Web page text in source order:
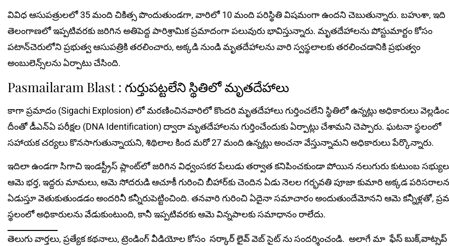
వివిధ ఆసుపత్రులలో 35 మంది చికిత్స పొందుతుండగా, వారిలో 10 మంది పరిస్థితి విషమంగా ఉందని చెబుతున్నారు. బహుశా, ఇది
తెలంగాణలో ఇప్పటివరకు జరిగిన అతిపెద్ద పారిశ్రామిక ప్రమాదంగా ప‌లువురు భావిస్తున్నారు. మృతదేహాలను పోస్టుమార్టం కోసం
పటాన్‌చెరులోని ప్రభుత్వ ఆసుపత్రికి తరలించారు, అక్కడి నుండి మృతదేహాలను వారి స్వస్థలాలకు తరలించడానికి ప్రభుత్వం
అంబులెన్స్‌లను ఏర్పాటు చేసింది.
Pasmailaram Blast : గుర్తుపట్టలేని స్థితిలో మృతదేహాలు
కాగా ప్ర‌మాదం (Sigachi Explosion) లో మ‌ర‌ణించిన‌వారిలో కొందరి మృతదేహాలు గుర్తించలేని స్థితిలో ఉన్నట్లు అధికారులు
దీంతో డీఎన్‌ఏ పరీక్షల (DNA Identification) ద్వారా మృతదేహాలను గుర్తించేందుకు ఏర్పాట్లు చేశామ‌ని చెప్పారు. ఘటనా స్థలంలో
సహాయక చర్యలు కొనసాగుతున్నాయని, శిథిలాల కింద మరో 27 మంది ఉన్నట్లు అంచనా వేస్తున్నామని అధికారులు పేర్కొన్నారు.
ఇదిలా ఉండ‌గా సిగాచి ఇండస్ట్రీస్ ప్లాంట్‌లో జరిగిన విధ్వంసకర పేలుడు తర్వాత క‌నిపించ‌కుండా పోయిన‌ నలుగురు కుటుంబ
ఆమె భర్త, ఇద్దరు మామలు, ఆమె సోదరుడి ఆచూకీ గురించి బీహార్‌కు చెందిన ఏడు నెలల గర్భవతి పూజా కుమారి అక్క‌డ
ఏడుస్తూ వెతుకుతుండ‌డం అంద‌రినీ క‌న్నీరుపెట్టించింది. తనవారి గురించి ఏదైనా సమాచారం అందుతుందేమోన‌ని ఆమె కన్నీళ్లతో,
స్థలంలో అధికారులను వేడుకుంటుంది, కానీ ఇప్పటివరకు ఆమె విన్నపాలకు సమాధానం రాలేదు.
తెలుగు వార్తలు, ప్రత్యేక కథనాలు, ట్రెండింగ్ వీడియోల కోసం సర్కార్ లైవ్వెబ్ సైట్ ను సందర్శించండి. అలాగే మాఫేస్ బుక్,వాట్సప్